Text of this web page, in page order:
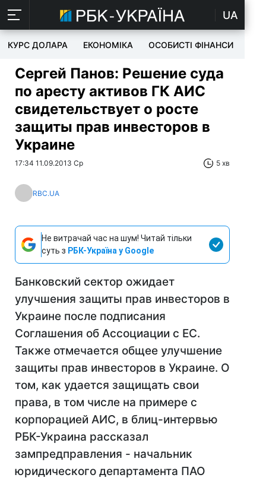
UA
КУРС ДОЛАРА ЕКОНОМІКА ОСОБИСТІ ФІНАНСИ
Сергей Панов: Решение суда
по аресту активов ГК АИС
свидетельствует о росте
защиты прав инвесторов в
Украине
17:34 11.09.2013 Ср 5 хв
RBC.UA
Не витрачай час на шум! Читай тільки
суть з РБК-Україна у Google
Банковский сектор ожидает
улучшения защиты прав инвесторов в
Украине после подписания
Соглашения об Ассоциации с ЕС.
Также отмечается общее улучшение
защиты прав инвесторов в Украине. О
том, как удается защищать свои
права, в том числе на примере с
корпорацией АИС, в блиц-интервью
РБК-Украина рассказал
зампредправления - начальник
юридического департамента ПАО